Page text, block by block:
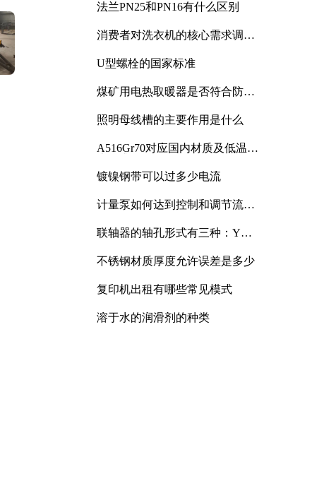
法兰PN25和PN16有什么区别
消费者对洗衣机的核心需求调研
U型螺栓的国家标准
煤矿用电热取暖器是否符合防爆
照明母线槽的主要作用是什么
A516Gr70对应国内材质及低温冲
镀镍钢带可以过多少电流
计量泵如何达到控制和调节流量
联轴器的轴孔形式有三种：Y
不锈钢材质厚度允许误差是多少
复印机出租有哪些常见模式
溶于水的润滑剂的种类